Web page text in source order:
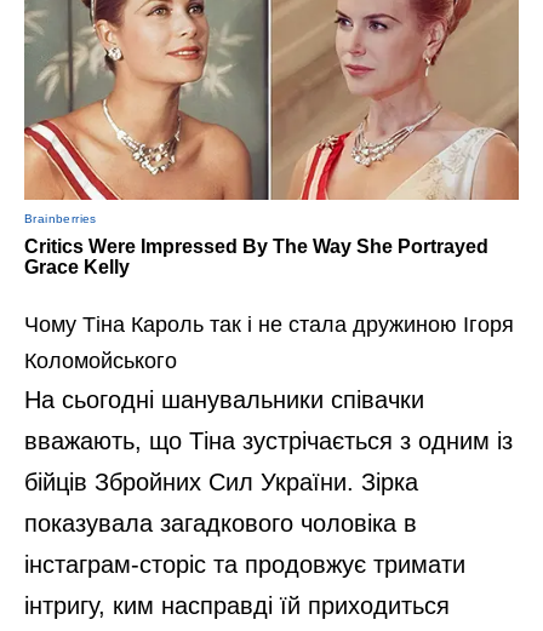
Чому Тіна Кароль так і не стала дружиною Ігоря
Коломойського
На сьогодні шанувальники співачки
вважають, що Тіна зустрічається з одним із
бійців Збройних Сил України. Зірка
показувала загадкового чоловіка в
інстаграм-сторіс та продовжує тримати
інтригу, ким насправді їй приходиться